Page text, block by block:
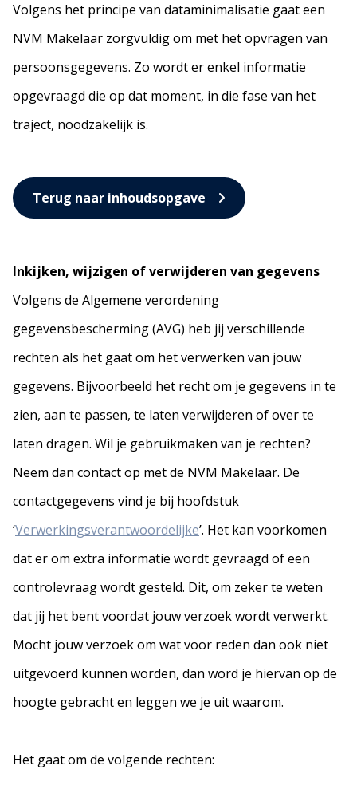
Volgens het principe van dataminimalisatie gaat een
NVM Makelaar zorgvuldig om met het opvragen van
persoonsgegevens. Zo wordt er enkel informatie
opgevraagd die op dat moment, in die fase van het
traject, noodzakelijk is.
Terug naar inhoudsopgave
Inkijken, wijzigen of verwijderen van gegevens
Volgens de Algemene verordening
gegevensbescherming (AVG) heb jij verschillende
rechten als het gaat om het verwerken van jouw
gegevens. Bijvoorbeeld het recht om je gegevens in te
zien, aan te passen, te laten verwijderen of over te
laten dragen. Wil je gebruikmaken van je rechten?
Neem dan contact op met de NVM Makelaar. De
contactgegevens vind je bij hoofdstuk
‘Verwerkingsverantwoordelijke’. Het kan voorkomen
dat er om extra informatie wordt gevraagd of een
controlevraag wordt gesteld. Dit, om zeker te weten
dat jij het bent voordat jouw verzoek wordt verwerkt.
Mocht jouw verzoek om wat voor reden dan ook niet
uitgevoerd kunnen worden, dan word je hiervan op de
hoogte gebracht en leggen we je uit waarom.
Het gaat om de volgende rechten: